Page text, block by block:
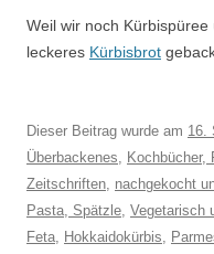
Weil wir noch
leckeres Kürbisbrot
Dieser Beitrag wurde am 16.
Überbackenes, Kochbücher,
Zeitschriften, nachgekocht
Pasta, Spätzle, Vegetarisch
Feta, Hokkaidokürbis,